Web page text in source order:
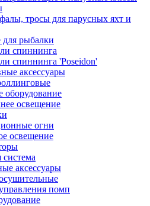
тросы для парусных яхт и
рыбалки
спиннинга
спиннинга 'Poseidon'
аксессуары
оборудование
освещение
огни
освещение
аксессуары
помп